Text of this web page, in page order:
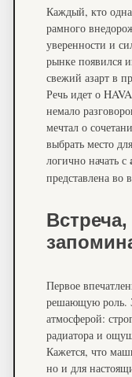
Каждый, кто
рамного
уверенности и
рынке появился
свежий азарт в
Речь идет о
немало
мечтал о
выбрать место
логично начать с
представлена во
Первое
решающую роль.
атмосферой:
радиатора и
Кажется, что
но и для